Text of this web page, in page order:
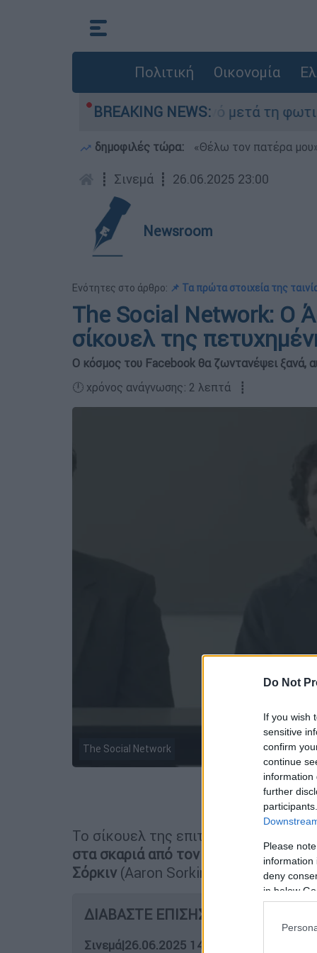
Do Not
If you wish
sensitive
confirm
continue
information
further
Please
information
deny
in below
Πολιτική Οικονομία
BREAKING NEWS:
στο Πόρτο Γερμανό μετά τη φωτιά -
δημοφιλές τώρα: «Θέλω τον πατέρα
┋ Σινεμά ┋ 26.06.2025 23:00
Newsroom
Ενότητες στο άρθρο: 📌 Τα πρώτα στοιχεία της
The Social Network: Ο
σίκουελ της
Ο κόσμος του Facebook θα ζωντανέψει ξανά,
🕛 χρόνος ανάγνωσης: 2 λεπτά ┋
The Social Network
Το σίκουελ της επιτυχημένης
στα σκαριά από τον βραβευμένο με
Σόρκιν (Aaron Sorkin).
ΔΙΑΒΑΣΤΕ ΕΠΙΣΗΣ
Σινεμά|26.06.2025 14:58